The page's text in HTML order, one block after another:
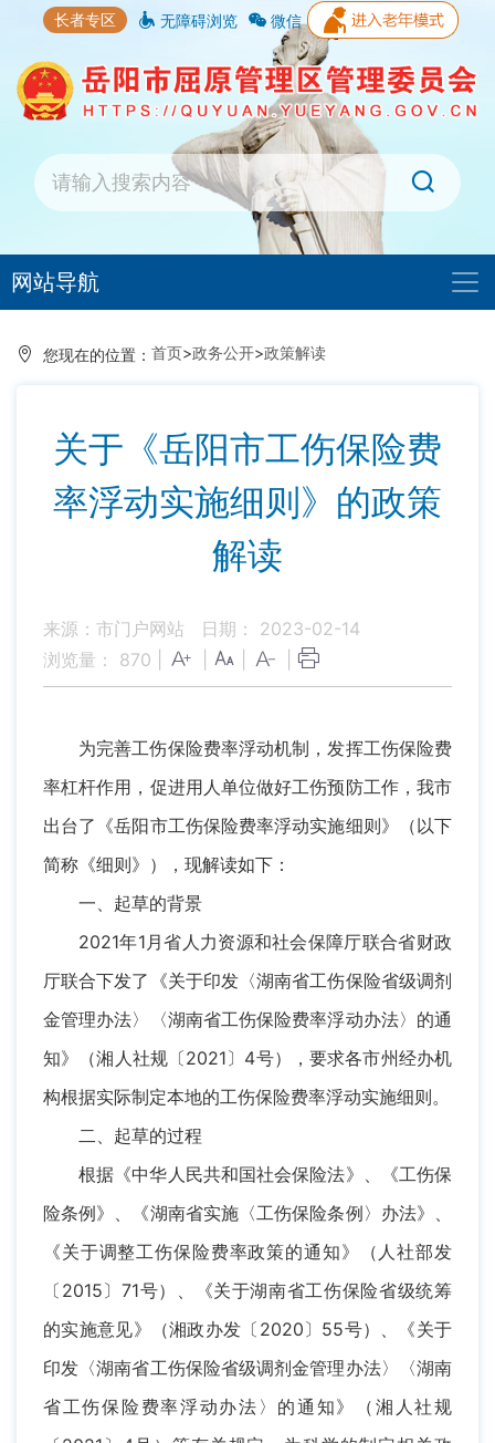
长者专区 无障碍浏览 微信
网站导航
您现在的位置： 首页>政务公开>政策解读
关于《岳阳市工伤保险费
率浮动实施细则》的政策
解读
来源：市门户网站
日期： 2023-02-14
浏览量： 870
为完善工伤保险费率浮动机制，发挥工伤保险费
率杠杆作用，促进用人单位做好工伤预防工作，我市
出台了《岳阳市工伤保险费率浮动实施细则》（以下
简称《细则》），现解读如下：
一、起草的背景
2021年1月省人力资源和社会保障厅联合省财政
厅联合下发了《关于印发〈湖南省工伤保险省级调剂
金管理办法〉〈湖南省工伤保险费率浮动办法〉的通
知》（湘人社规〔2021〕4号），要求各市州经办机
构根据实际制定本地的工伤保险费率浮动实施细则。
二、起草的过程
根据《中华人民共和国社会保险法》、《工伤保
险条例》、《湖南省实施〈工伤保险条例〉办法》、
《关于调整工伤保险费率政策的通知》（人社部发
〔2015〕71号）、《关于湖南省工伤保险省级统筹
的实施意见》（湘政办发〔2020〕55号）、《关于
印发〈湖南省工伤保险省级调剂金管理办法〉〈湖南
省工伤保险费率浮动办法〉的通知》（湘人社规